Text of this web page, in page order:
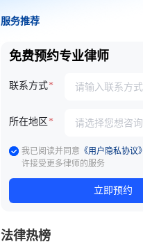
服务推荐
免费预约专业律师
联系方式
所在地区
我已阅读并同意 《用户隐私协议》
许接受更多律师的服务
立即预约
法律热榜